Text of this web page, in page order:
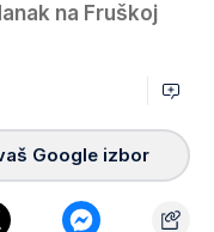
na Fruškoj
Google izbor